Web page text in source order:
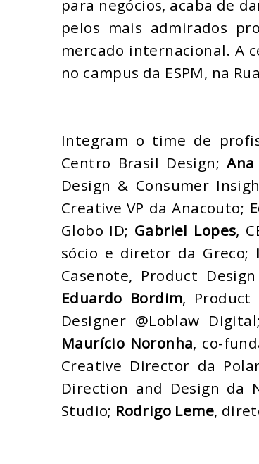
para negócios, acaba de
pelos mais admirados
mercado internacional. A
no campus da ESPM, na
Integram o time de
Centro Brasil Design;
Design & Consumer
Creative VP da Anacouto;
Globo ID; Gabriel Lopes,
sócio e diretor da Greco;
Casenote, Product
Eduardo Bordim, Product
Designer @Loblaw Digital;
Maurício Noronha, co-
Creative Director da
Direction and Design da
Studio; Rodrigo Leme,